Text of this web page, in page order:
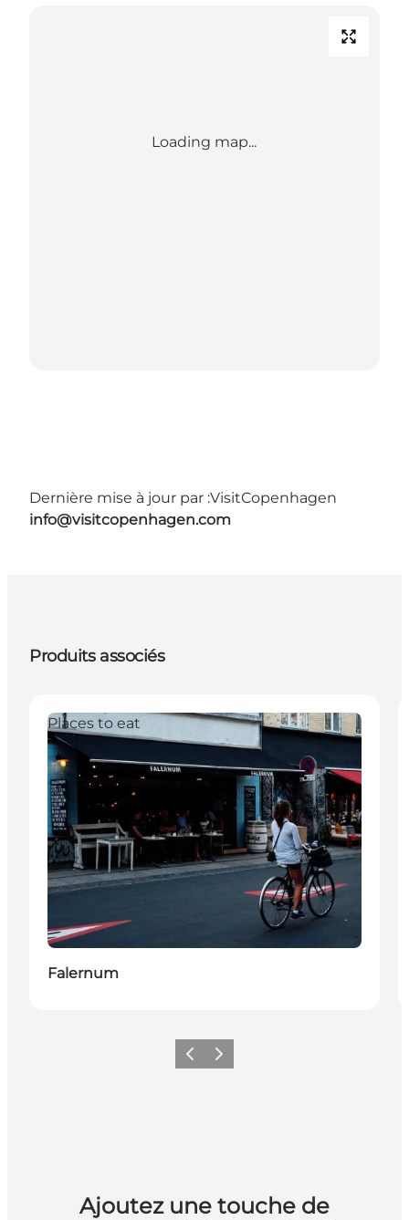
Loading map...
Dernière mise à jour par :VisitCopenhagen
info@visitcopenhagen.com
Produits associés
Places to eat
Falernum
PrécédentSuivant
Ajoutez une touche de